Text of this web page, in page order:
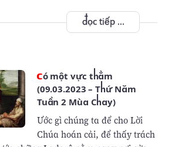
đọc tiếp ...
Có một vực thẳm
(09.03.2023 – Thứ Năm
Tuần 2 Mùa Chay)
Ước gì chúng ta để cho Lời
Chúa hoán cải, để thấy trách